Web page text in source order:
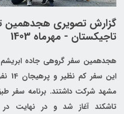
گزارش تصویری هجدهمین
تاجیکستان - مهرماه 1403
مشهد شرکت داشتند. برنامه سفر
تاشکند آغاز شد و در نهایت